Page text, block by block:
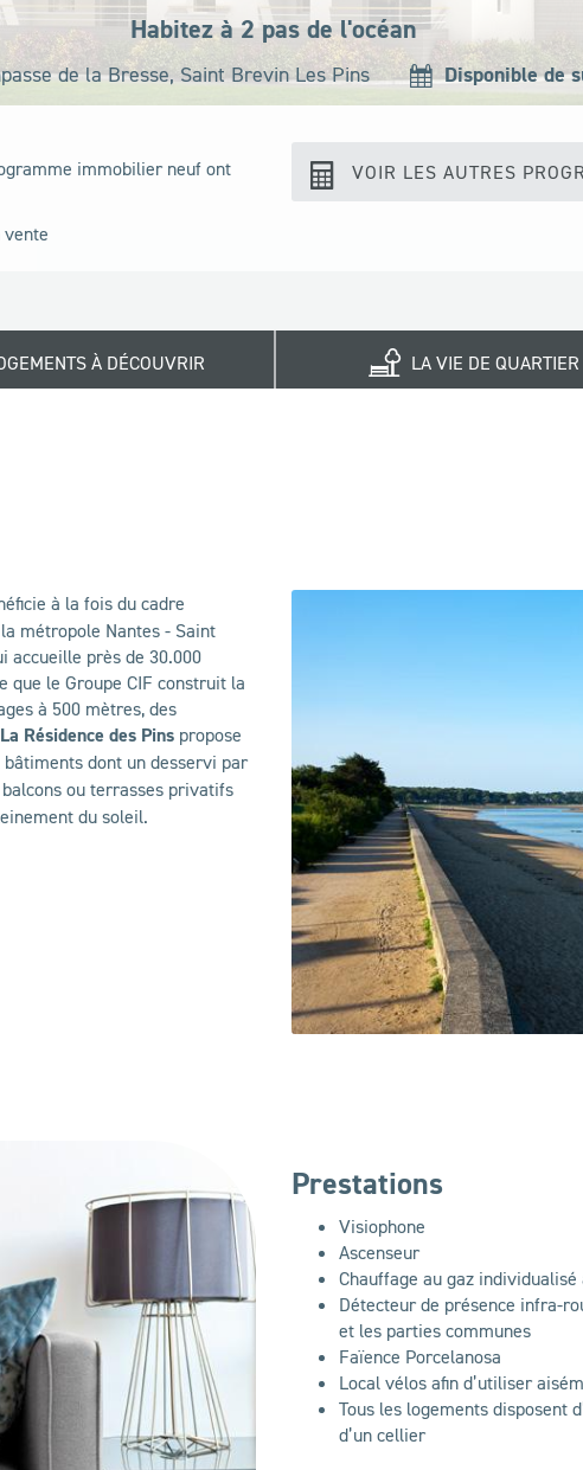
Habitez à 2 pas de l'océan
de la Bresse,Saint Brevin Les Pins Disponible de
immobilier neuf ont
VOIR LES AUTRES
À DÉCOUVRIR LA VIE DE QUARTIER
à la fois du cadre
métropole Nantes - Saint
accueille près de 30.000
le Groupe CIF construit la
à 500 mètres, des
La Résidence des Pins propose
dont un desservi par
ou terrasses privatifs
du soleil.
Prestations
Visiophone
Ascenseur
Chauffage au gaz
Détecteur de présence infra-
et les parties communes
Faïence Porcelanosa
Local vélos afin d’utiliser
Tous les logements disposent
d’un cellier